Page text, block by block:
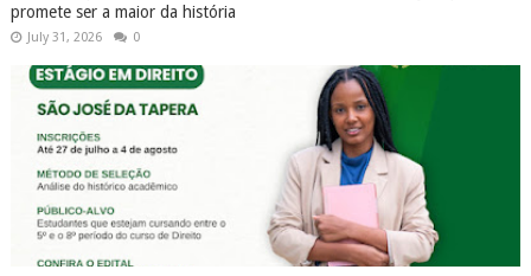
promete ser a maior da história
July 31, 2026 0